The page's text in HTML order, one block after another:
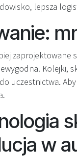
lepsza
zaprojektowane
Kolejki,
uczestnictwa.
w